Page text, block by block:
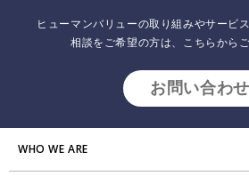
ヒューマンバリューの取り組みやサービ
相談をご希望の方は、こちらから
お問い合わせ
WHO WE ARE